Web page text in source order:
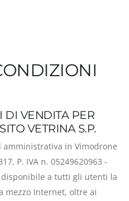
DI VENDITA PER
VETRINA S.P.
amministrativa in Vimodrone
P. IVA n. 05249620963 -
disponibile a tutti gli utenti la
mezzo Internet, oltre ai